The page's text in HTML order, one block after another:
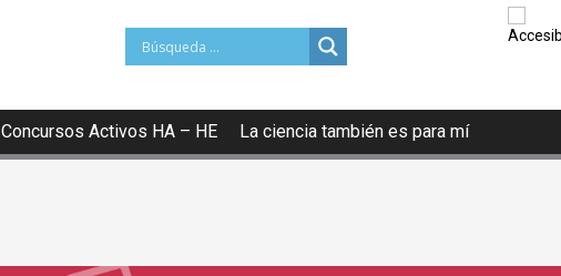
Concursos Activos HA – HE La ciencia también es para mí